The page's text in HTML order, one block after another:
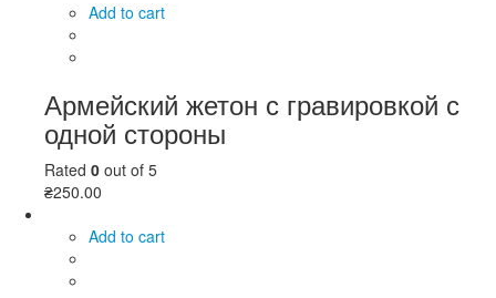
Add to cart
Армейский жетон с гравировкой с
одной стороны
Rated 0 out of 5
₴250.00
Add to cart